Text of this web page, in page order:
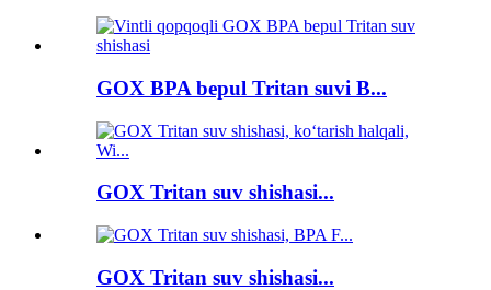
GOX BPA bepul Tritan suvi B...
GOX Tritan suv shishasi...
GOX Tritan suv shishasi...